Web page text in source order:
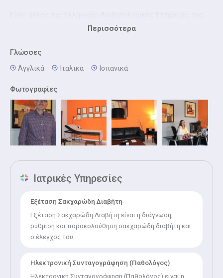
Ευρωπαϊκής Ένωσης για την Μελέτη του Διαβήτη και της
Είναι Αναπληρωτής Διευθυντής της Παθολογικής Κλινικής
της Ευρωκλινικής Αθηνών, ενώ διατηρεί ιδιωτικό ιατρείο
όλο το φάσμα της Εσωτερικής Παθολογίας, ενώ
εξειδικεύεται στην αντιμετώπιση του Σακχαρώδη Διαβήτη,
της Υπέρτασης και της Παχυσαρκίας.
Περισσότερα
Γλώσσες
Αγγλικά
Iταλικά Ισπανικά
Φωτογραφίες
Ιατρικές Υπηρεσίες
Εξέταση Σακχαρώδη Διαβήτη
Εξέταση Σακχαρώδη Διαβήτη είναι η διάγνωση,
ρύθμιση και παρακολούθηση σακχαρώδη διαβήτη και
ο έλεγχος του.
Ηλεκτρονική Συνταγογράφηση (Παθολόγος)
Ηλεκτρονική Συνταγογράφηση (Παθολόγος) είναι η